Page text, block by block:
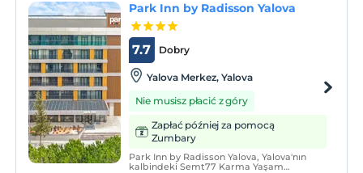
Park Inn by Radisson Yalova
Dobry
7.7
Yalova Merkez, Yalova
Nie musisz płacić z góry
Zapłać później za pomocą
Zumbary
Park Inn by Radisson Yalova, Yalova'nın
kalbindeki Semt77 Karma Yaşam